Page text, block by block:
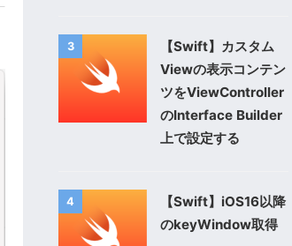
3
【Swift】カスタム
Viewの表示コンテン
ツをViewController
のInterface Builder
上で設定する
4
【Swift】iOS16以降
のkeyWindow取得